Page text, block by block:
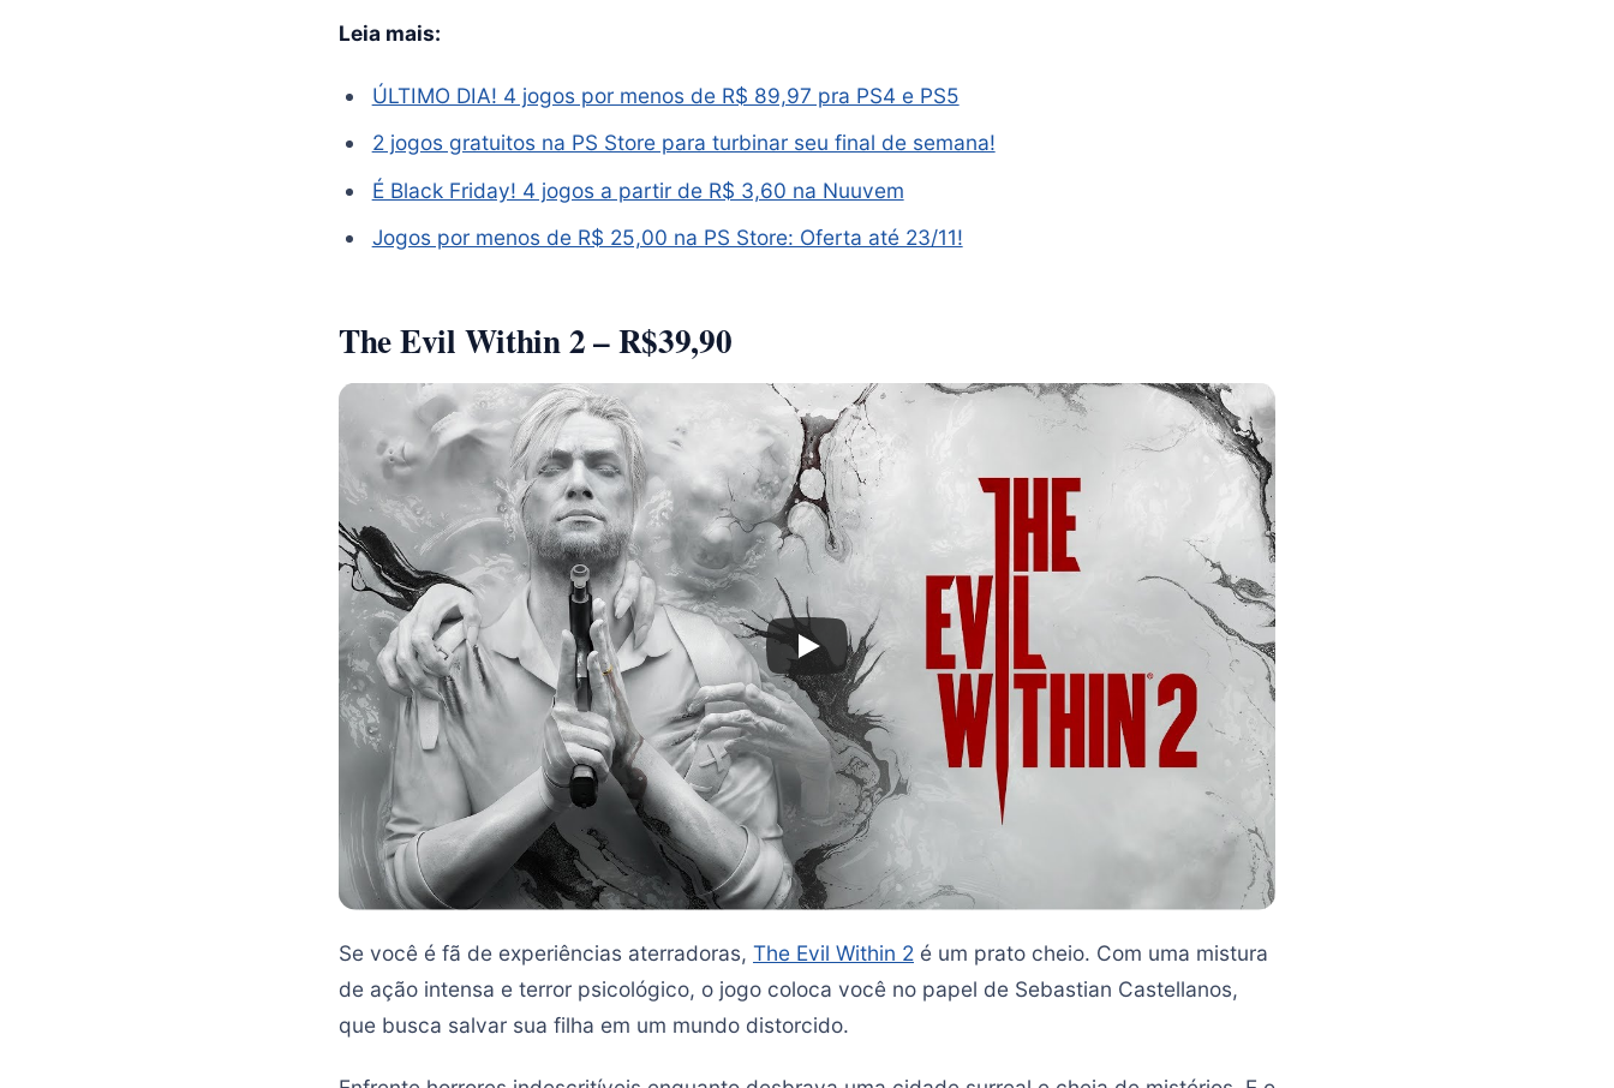
Leia mais:
ÚLTIMO DIA! 4 jogos por menos de R$ 89,97 pra PS4 e PS5
2 jogos gratuitos na PS Store para turbinar seu final de semana!
É Black Friday! 4 jogos a partir de R$ 3,60 na Nuuvem
Jogos por menos de R$ 25,00 na PS Store: Oferta até 23/11!
The Evil Within 2 – R$39,90
Se você é fã de experiências aterradoras, The Evil Within 2 é um prato cheio. Com uma mistura
de ação intensa e terror psicológico, o jogo coloca você no papel de Sebastian Castellanos,
que busca salvar sua filha em um mundo distorcido.